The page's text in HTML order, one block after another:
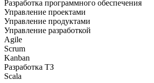
Разработка программного обеспечения
Управление проектами
Управление продуктами
Управление разработкой
Agile
Scrum
Kanban
Разработка ТЗ
Scala